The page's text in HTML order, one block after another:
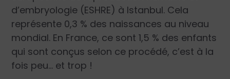
d’embryologie (ESHRE) à Istanbul. Cela
représente 0,3 % des naissances au niveau
mondial. En France, ce sont 1,5 % des enfants
qui sont conçus selon ce procédé, c’est à la
fois peu… et trop !